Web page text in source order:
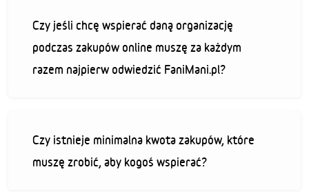
Czy jeśli chcę wspierać daną organizację
podczas zakupów online muszę za każdym
razem najpierw odwiedzić FaniMani.pl?
Czy istnieje minimalna kwota zakupów, które
muszę zrobić, aby kogoś wspierać?